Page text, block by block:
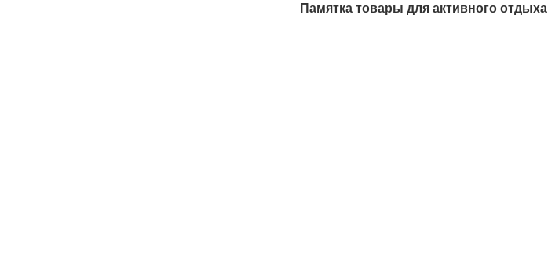
Памятка товары для активного отдыха